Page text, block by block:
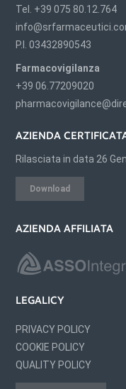
Tel. +39 075 80.12.764
P.I. 03432890543
Farmacovigilanza
+39 06.77209020
AZIENDA
Rilasciata in data 26
Download
AZIENDA AFFILIATA
LEGALICY
PRIVACY POLICY
COOKIE POLICY
QUALITY POLICY